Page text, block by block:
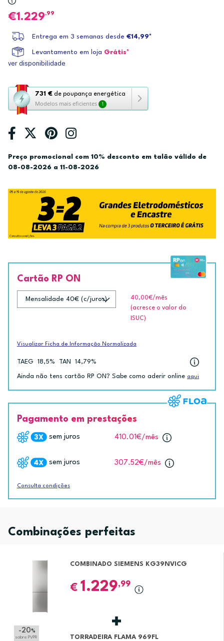
1.229,99
Entrega em 3 semanas desde €14,99*
Levantamento em loja Grátis*
ver disponibilidade
731 € de poupança energética
Modelos mais eficientes 1
Esta
ação
abre
a
ferramenta
de
poupança
Youreko.
Preço promocional com 10% desconto em talão válido de
08-08-2026 a 11-08-2026
Cartão RP ON
40,00€/mês
(acresce o valor do
ISUC)
Visualizar Ficha de Informação Normalizada
TAEG 18,5% TAN 14,79%
Ainda não tens cartão RP ON? Sabe como aderir online aqui
Pagamento em prestações
sem juros 410.01€/mês
sem juros 307.52€/mês
Consulta condições
Combinações perfeitas
COMBINADO SIEMENS KG39NVICG
€ 1.229,99
-20 %
sobre PVPR TORRADEIRA FLAMA 969FL